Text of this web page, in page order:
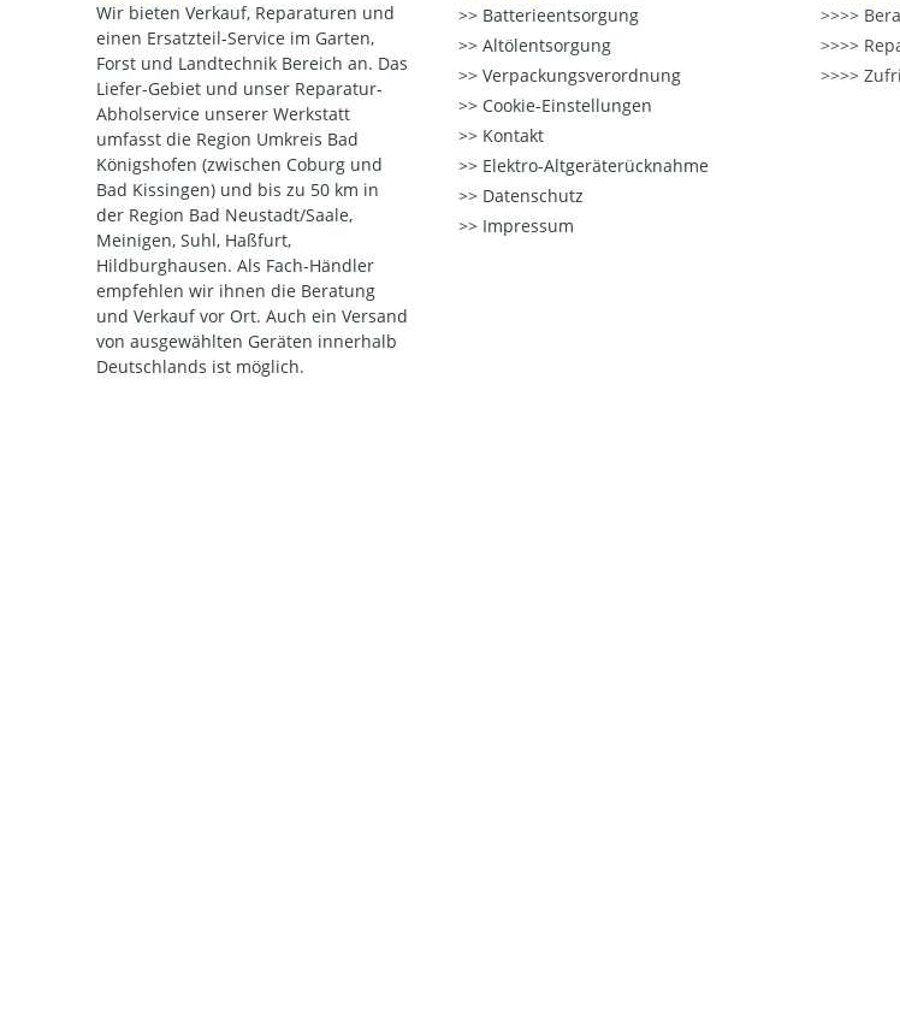
Wir bieten Verkauf, Reparaturen und
einen Ersatzteil-Service im Garten,
Forst und Landtechnik Bereich an. Das
Liefer-Gebiet und unser Reparatur-
Abholservice unserer Werkstatt
umfasst die Region Umkreis Bad
Königshofen (zwischen Coburg und
Bad Kissingen) und bis zu 50 km in
der Region Bad Neustadt/Saale,
Meinigen, Suhl, Haßfurt,
Hildburghausen. Als Fach-Händler
empfehlen wir ihnen die Beratung
und Verkauf vor Ort. Auch ein Versand
von ausgewählten Geräten innerhalb
Deutschlands ist möglich.
Batterieentsorgung
Altölentsorgung
Verpackungsverordnung
Cookie-Einstellungen
Kontakt
Elektro-Altgeräterücknahme
Datenschutz
Impressum
>>
>>
>>